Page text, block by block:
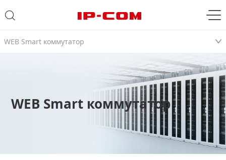
WEB Smart коммутатор
WEB Smart коммутатор